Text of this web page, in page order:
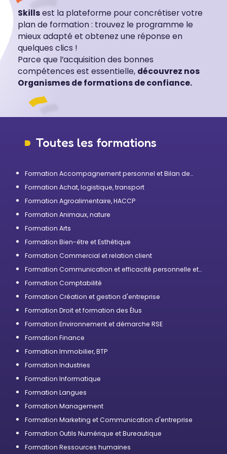
Skillsest la plateforme pour concrétiser votre
plan de formation : trouvez le programme le
mieux adapté et obtenez une réponse en
quelques clics !
Parce que l’acquisition des bonnes
compétences est essentielle, découvrez nos
Organismes de formations de confiance.
Toutes les formations
Formation Accompagnement personnel et Bilan de
Formation Achat, logistique, transport
Formation Agroalimentaire, HACCP
Formation Animaux, nature
Formation Arts
Formation Bien-être et Esthétique
Formation Commercial et relation client
Formation Communication et efficacité personnelle et
Formation Comptabilité
Formation Création et gestion d'entreprise
Formation Droit et formation des Élus
Formation Environnement et démarche RSE
Formation Finance
Formation Immobilier, BTP
Formation Industries
Formation Informatique
Formation Langues
Formation Management
Formation Marketing et Communication d'entreprise
Formation Outils Numérique et Bureautique
Formation Ressources humaines